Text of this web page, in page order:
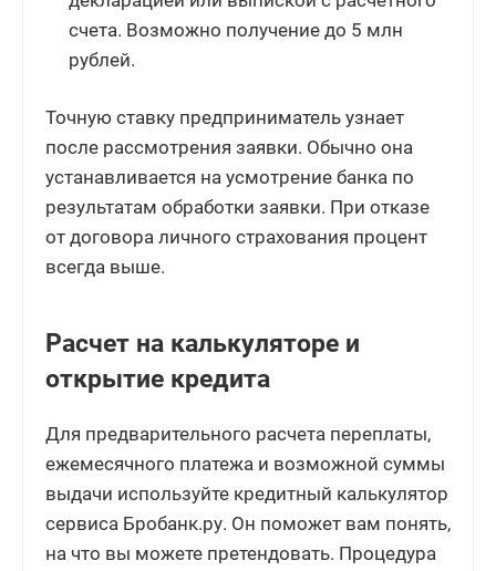
счета. Возможно получение до 5 млн
рублей.
Точную ставку предприниматель узнает
после рассмотрения заявки. Обычно она
устанавливается на усмотрение банка по
результатам обработки заявки. При отказе
от договора личного страхования процент
всегда выше.
Расчет на калькуляторе и
открытие кредита
Для предварительного расчета переплаты,
ежемесячного платежа и возможной суммы
выдачи используйте кредитный калькулятор
сервиса Бробанк.ру. Он поможет вам понять,
на что вы можете претендовать. Процедура